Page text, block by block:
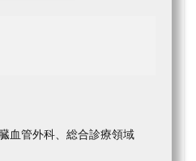
血管外科、総合診療領域